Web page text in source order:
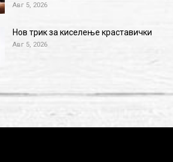
Авг 5, 2026
Нов трик за киселење краставички
Авг 5, 2026